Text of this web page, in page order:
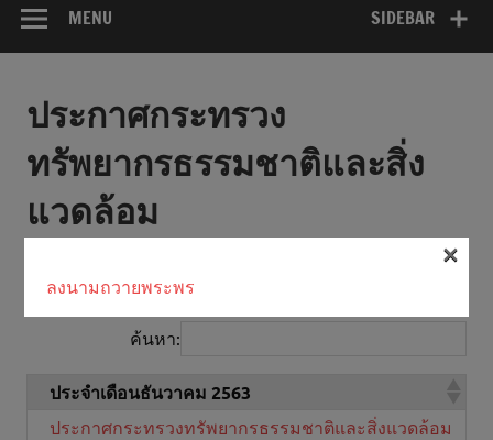
SIDEBAR
MENU
ประกาศกระทรวง
ทรัพยากรธรรมชาติและสิ่ง
แวดล้อม
แสดง แถว
ค้นหา:
ประจำเดือนธันวาคม 2563
ประกาศกระทรวงทรัพยากรธรรมชาติและสิ่งแวดล้อม
ลงนามถวายพระพร
×